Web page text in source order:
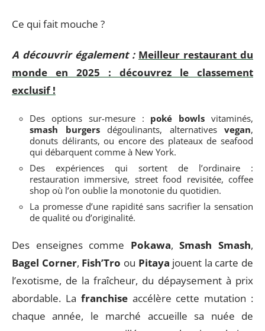
Ce qui fait mouche ?
A découvrir également : Meilleur restaurant du
monde en 2025 : découvrez le classement
exclusif !
Des options sur-mesure : poké bowls vitaminés,
smash burgersdégoulinants, alternatives vegan,
donuts délirants, ou encore des plateaux de seafood
qui débarquent comme à New York.
Des expériences qui sortent de l’ordinaire :
restauration immersive, street food revisitée, coffee
shop où l’on oublie la monotonie du quotidien.
La promesse d’une rapidité sans sacrifier la sensation
de qualité ou d’originalité.
Des enseignes comme Pokawa,Smash Smash,
Bagel Corner, Fish’Tro ou Pitaya jouent la carte de
l’exotisme, de la fraîcheur, du dépaysement à prix
abordable. La franchiseaccélère cette mutation :
chaque année, le marché accueille sa nuée de